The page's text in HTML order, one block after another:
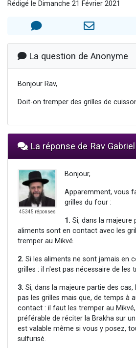
2 nouvelles
4 personnes viennent de faire un don
Rédigé le Dimanche 21 Février 2021
La question de Anonyme
Bonjour Rav,
Doit-on tremper des grilles de
La réponse de Rav Gabriel
45345 réponses
Bonjour,
Apparemment, vous
grilles du four :
1. Si, dans la majeure
aliments sont en contact avec les
tremper au Mikvé.
2. Si les aliments ne sont jamais en
grilles : il n'est pas nécessaire de les
3. Si, dans la majeure partie des
pas les grilles mais que, de temps à
contact : il faut les tremper au
préférable de réciter la Brakha sur
est valable même si vous y posez,
sulfurisé.